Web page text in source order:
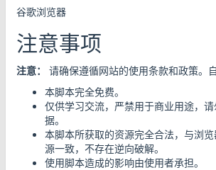
谷歌浏览器
注意事项
注意：
请确保遵循网站的使用条款和政策。
本脚本完全免费。
仅供学习交流，严禁用于商业用途，
据。
本脚本所获取的资源完全合法，与浏
源一致，不存在逆向破解。
使用脚本造成的影响由使用者承担。